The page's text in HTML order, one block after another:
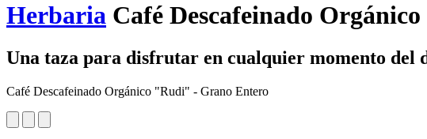
Herbaria Café Descafeinado
Una taza para disfrutar en cualquier momento del
Café Descafeinado Orgánico "Rudi" - Grano Entero